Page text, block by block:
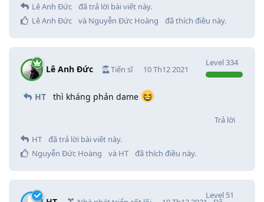
Lê Anh Đức
đã trả lời bài viết này.
Lê Anh Đức
và Nguyễn Đức Hoàng đã thích điều này.
Lê Anh Đức Tiến sĩ
Level334
10 Th12 2021
HT thì kháng phản dame
Trả lời
HT
đã trả lời bài viết này.
Nguyễn Đức Hoàng
và HT đã thích điều này.
Level 51